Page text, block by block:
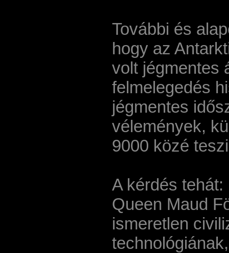
További és
hogy az
volt jégmentes
felmelegedés
jégmentes
vélemények,
9000 közé
A kérdés
Queen Maud
ismeretlen